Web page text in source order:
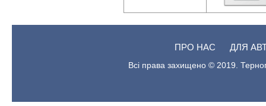
ПРО НАС ДЛЯ
Всі права захищено © 2019.